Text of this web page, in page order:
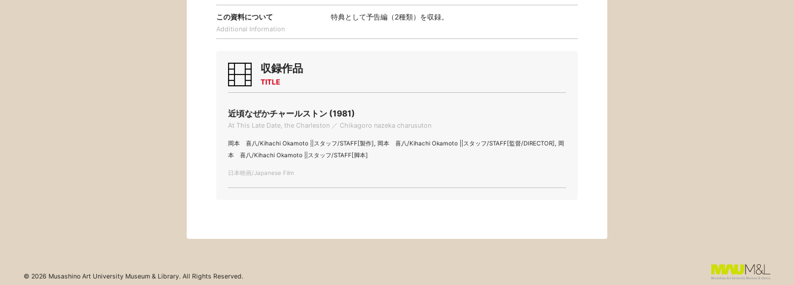
この資料について
Additional Information
特典として予告編（2種類）を収録。
収録作品
TITLE
近頃なぜかチャールストン (1981)
At This Late Date, the Charleston ／ Chikagoro nazeka charusuton
岡本 喜八/Kihachi Okamoto ||スタッフ/STAFF[製作], 岡本 喜八/Kihachi Okamoto ||スタッフ/STAFF[監督/DIRECTOR], 岡
本 喜八/Kihachi Okamoto ||スタッフ/STAFF[脚本]
日本映画/Japanese Film
© 2026 Musashino Art University Museum & Library. All Rights Reserved.